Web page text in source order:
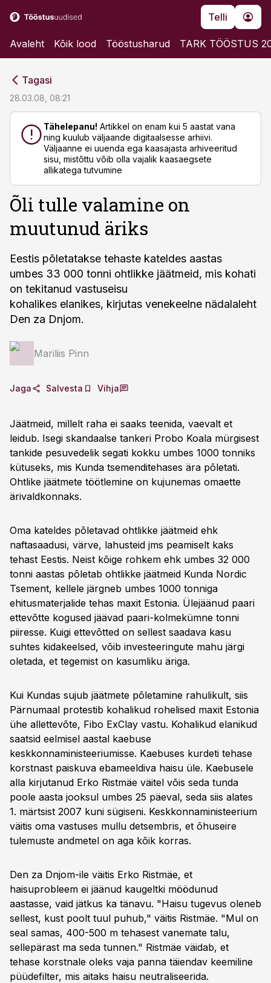
Telli
Avaleht Kõik lood Tööstusharud TARK TÖÖSTUS
Tagasi
28.03.08, 08:21
Tähelepanu! Artikkel on enam kui 5 aastat vana
ning kuulub väljaande digitaalsesse arhiivi.
Väljaanne ei uuenda ega kaasajasta arhiveeritud
sisu, mistõttu võib olla vajalik kaasaegsete
allikatega tutvumine
Õli tulle valamine on
muutunud äriks
Eestis põletatakse tehaste kateldes aastas
umbes 33 000 tonni ohtlikke jäätmeid, mis kohati
on tekitanud vastuseisu
kohalikes elanikes, kirjutas venekeelne nädalaleht
Den za Dnjom.
Mariliis Pinn
Jaga Salvesta Vihja
Jäätmeid, millelt raha ei saaks teenida, vaevalt et
leidub. Isegi skandaalse tankeri Probo Koala mürgisest
tankide pesuvedelik segati kokku umbes 1000 tonniks
kütuseks, mis Kunda tsemenditehases ära põletati.
Ohtlike jäätmete töötlemine on kujunemas omaette
ärivaldkonnaks.
Oma kateldes põletavad ohtlikke jäätmeid ehk
naftasaadusi, värve, lahusteid jms peamiselt kaks
tehast Eestis. Neist kõige rohkem ehk umbes 32 000
tonni aastas põletab ohtlikke jäätmeid Kunda Nordic
Tsement, kellele järgneb umbes 1000 tonniga
ehitusmaterjalide tehas maxit Estonia. Ülejäänud paari
ettevõtte kogused jäävad paari-kolmekümne tonni
piiresse. Kuigi ettevõtted on sellest saadava kasu
suhtes kidakeelsed, võib investeeringute mahu järgi
oletada, et tegemist on kasumliku äriga.
Kui Kundas sujub jäätmete põletamine rahulikult, siis
Pärnumaal protestib kohalikud rohelised maxit Estonia
ühe allettevõte, Fibo ExClay vastu. Kohalikud elanikud
saatsid eelmisel aastal kaebuse
keskkonnaministeeriumisse. Kaebuses kurdeti tehase
korstnast paiskuva ebameeldiva haisu üle. Kaebusele
alla kirjutanud Erko Ristmäe väitel võis seda tunda
poole aasta jooksul umbes 25 päeval, seda siis alates
1. märtsist 2007 kuni sügiseni. Keskkonnaministeerium
väitis oma vastuses mullu detsembris, et õhuseire
tulemuste andmetel on aga kõik korras.
Den za Dnjom-ile väitis Erko Ristmäe, et
haisuprobleem ei jäänud kaugeltki möödunud
aastasse, vaid jätkus ka tänavu. "Haisu tugevus oleneb
sellest, kust poolt tuul puhub," väitis Ristmäe. "Mul on
seal samas, 400-500 m tehasest vanemate talu,
sellepärast ma seda tunnen." Ristmäe väidab, et
tehase korstnale oleks vaja panna täiendav keemiline
püüdefilter, mis aitaks haisu neutraliseerida.